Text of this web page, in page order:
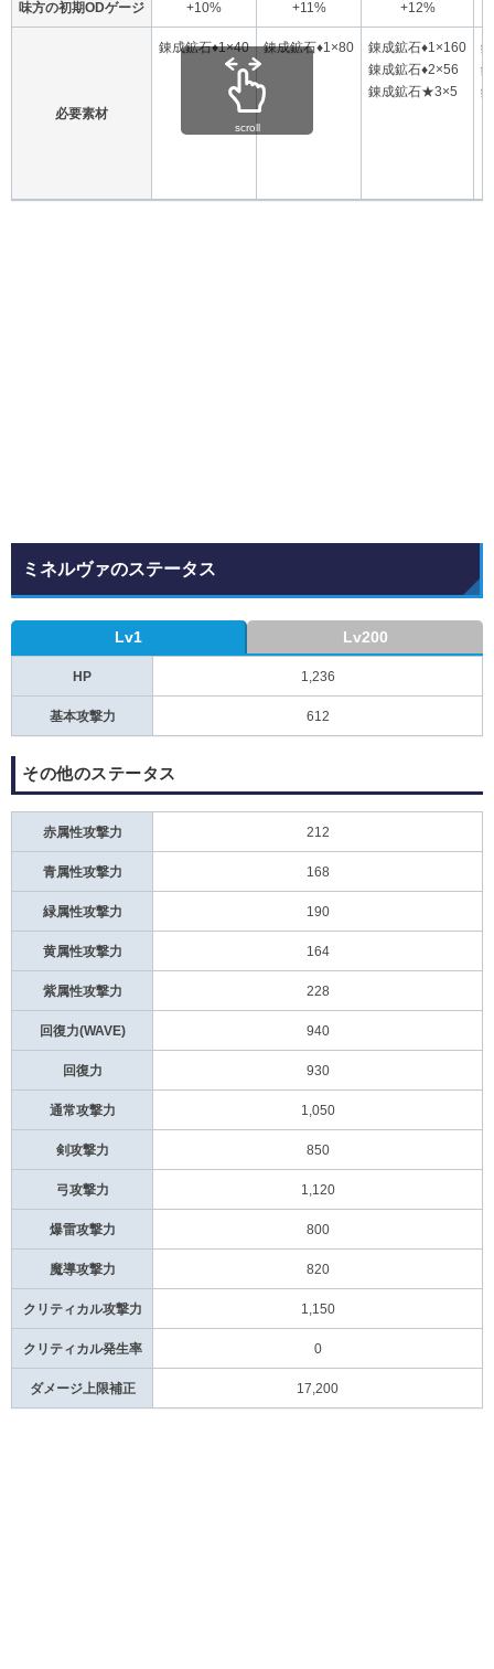
味方の初期ODゲージ +10% +11% +12%
必要素材
錬成鉱石♦1×40 錬成鉱石♦1×80
錬成鉱石♦1×160
錬成鉱石♦2×56
錬成鉱石★3×5
scroll
ミネルヴァのステータス
Lv1 Lv200
HP 1,236
基本攻撃力 612
その他のステータス
赤属性攻撃力 212
青属性攻撃力 168
緑属性攻撃力 190
黄属性攻撃力 164
紫属性攻撃力 228
回復力(WAVE) 940
回復力 930
通常攻撃力 1,050
剣攻撃力 850
弓攻撃力 1,120
爆雷攻撃力 800
魔導攻撃力 820
クリティカル攻撃力 1,150
クリティカル発生率 0
ダメージ上限補正 17,200